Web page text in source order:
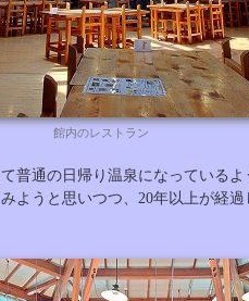
館内のレストラン
普通の日帰り温泉になっている
ようと思いつつ、20年以上が経